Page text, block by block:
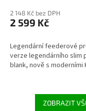
2 148 Kč bez DPH
2 599 Kč
Legendární feederové
verze legendárního slim
blank, nově s moderními
ZOBRAZIT